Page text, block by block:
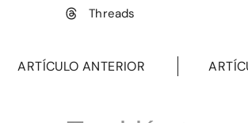
Threads
ARTÍCULO ANTERIOR